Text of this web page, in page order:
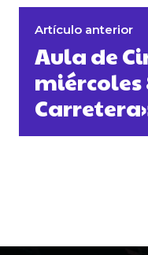
Artículo anterior
Aula de
miércoles